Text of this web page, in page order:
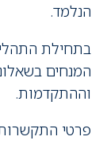
הנלמד.
בתחילת
המנחים
וההתקדמות.
פרטי